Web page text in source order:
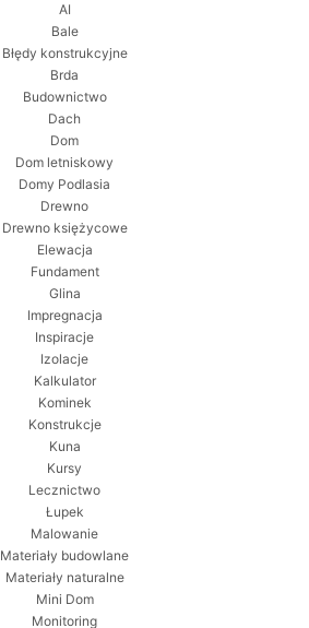
AI
Bale
Błędy konstrukcyjne
Brda
Budownictwo
Dach
Dom
Dom letniskowy
Domy Podlasia
Drewno
Drewno księżycowe
Elewacja
Fundament
Glina
Impregnacja
Inspiracje
Izolacje
Kalkulator
Kominek
Konstrukcje
Kuna
Kursy
Lecznictwo
Łupek
Malowanie
Materiały budowlane
Materiały naturalne
Mini Dom
Monitoring